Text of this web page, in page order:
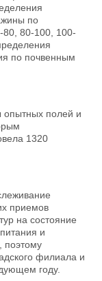
по
80, 80-100, 100-
по почвенным
опытных полей и
1320
приемов
на состояние
и
поэтому
филиала и
году.